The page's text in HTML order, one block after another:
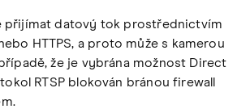
přijímat datový tok prostřednictvím
HTTPS, a proto může s kamerou
že je vybrána možnost Direct
RTSP blokován bránou firewall